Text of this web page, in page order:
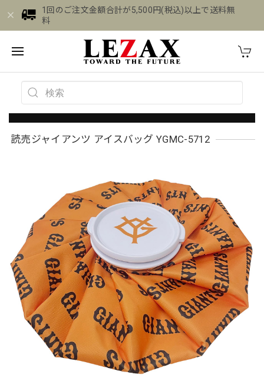
1回のご注文金額合計が5,500円(税込)以上で送料無
料
読売ジャイアンツ アイスバッグ YGMC-5712